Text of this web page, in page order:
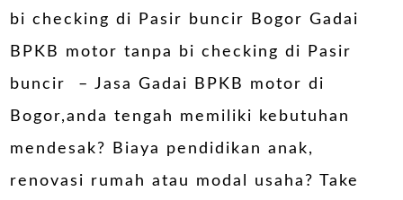
bi checking di Pasir buncir Bogor Gadai
BPKB motor tanpa bi checking di Pasir
buncir – Jasa Gadai BPKB motor di
Bogor,anda tengah memiliki kebutuhan
mendesak? Biaya pendidikan anak,
renovasi rumah atau modal usaha? Take